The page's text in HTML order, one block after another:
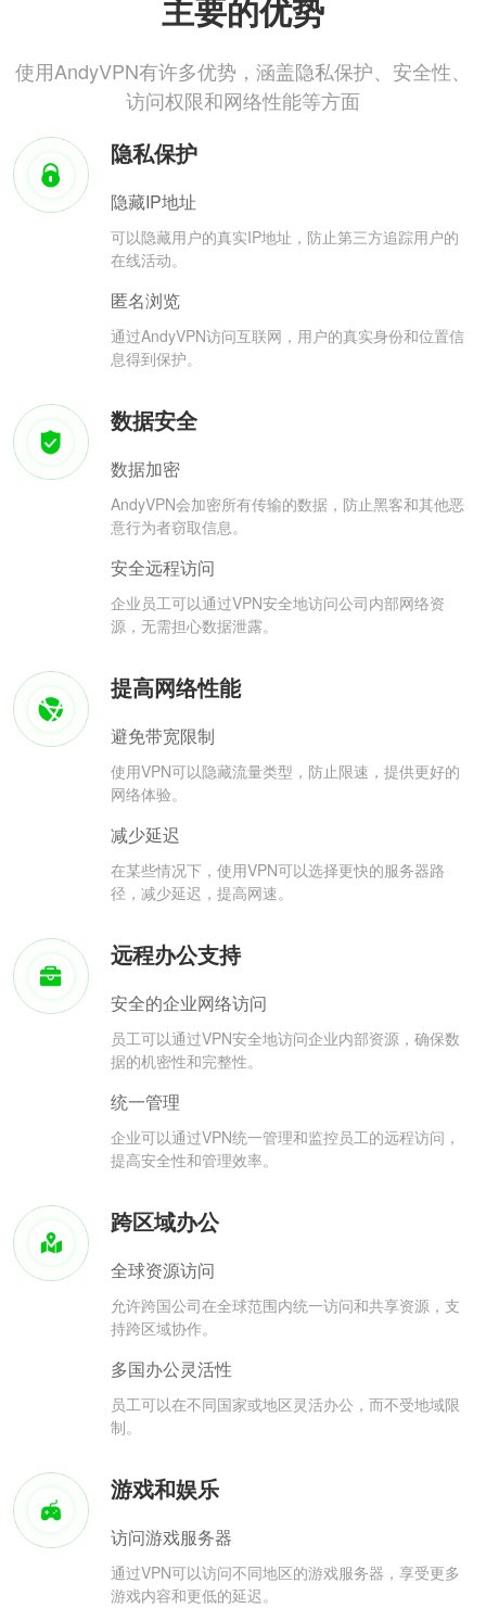
主要的优势
使用AndyVPN有许多优势，涵盖隐私保护、安全性、
访问权限和网络性能等方面
隐私保护
隐藏IP地址
可以隐藏用户的真实IP地址，防止第三方追踪用户的
在线活动。
匿名浏览
通过AndyVPN访问互联网，用户的真实身份和位置信
息得到保护。
数据安全
数据加密
AndyVPN会加密所有传输的数据，防止黑客和其他恶
意行为者窃取信息。
安全远程访问
企业员工可以通过VPN安全地访问公司内部网络资
源，无需担心数据泄露。
提高网络性能
避免带宽限制
使用VPN可以隐藏流量类型，防止限速，提供更好的
网络体验。
减少延迟
在某些情况下，使用VPN可以选择更快的服务器路
径，减少延迟，提高网速。
远程办公支持
安全的企业网络访问
员工可以通过VPN安全地访问企业内部资源，确保数
据的机密性和完整性。
统一管理
企业可以通过VPN统一管理和监控员工的远程访问，
提高安全性和管理效率。
跨区域办公
全球资源访问
允许跨国公司在全球范围内统一访问和共享资源，支
持跨区域协作。
多国办公灵活性
员工可以在不同国家或地区灵活办公，而不受地域限
制。
游戏和娱乐
访问游戏服务器
通过VPN可以访问不同地区的游戏服务器，享受更多
游戏内容和更低的延迟。